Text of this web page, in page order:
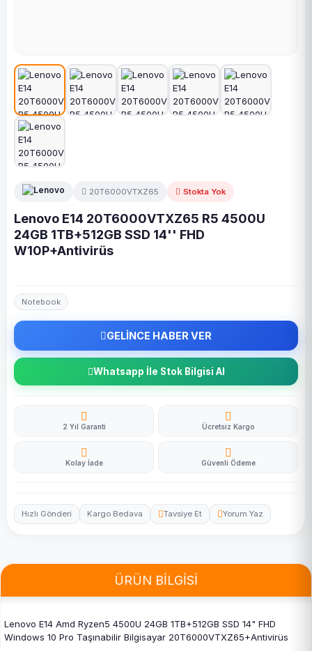
20T6000VTXZ65 Stokta Yok
Lenovo E14 20T6000VTXZ65 R5 4500U
24GB 1TB+512GB SSD 14'' FHD
W10P+Antivirüs
Notebook
GELİNCE HABER VER
Whatsapp İle Stok Bilgisi Al
2 Yıl Garanti Ücretsiz Kargo
Kolay İade Güvenli Ödeme
Hızlı Gönderi Kargo Bedava Tavsiye Et Yorum Yaz
ÜRÜN BİLGİSİ
Lenovo E14 Amd Ryzen5 4500U 24GB 1TB+512GB SSD 14" FHD
Windows 10 Pro Taşınabilir Bilgisayar 20T6000VTXZ65+Antivirüs